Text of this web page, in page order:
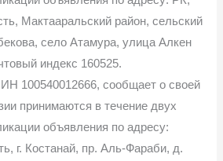
Мактааральский район, сельский
село Атамура, улица Алкен
индекс 160525.
100540012666, сообщает о своей
принимаются в течение двух
объявления по адресу:
г. Костанай, пр. Аль-Фараби, д.